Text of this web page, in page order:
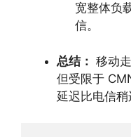
宽整体负
信。
总结： 移动
但受限于
延迟比电信稍